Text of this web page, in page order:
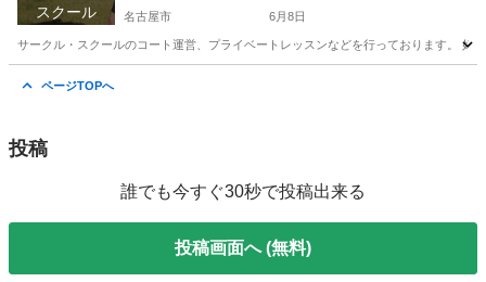
スクール 名古屋市 6月8日
サークル・スクールのコート運営、プライベートレッスンなどを行っております。
ページTOPへ
投稿
誰でも今すぐ30秒で投稿出来る
投稿画面へ (無料)